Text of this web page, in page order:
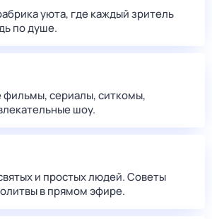
уюта, где каждый зритель
по душе.
сериалы, ситкомы,
шоу.
и простых людей. Советы
в прямом эфире.